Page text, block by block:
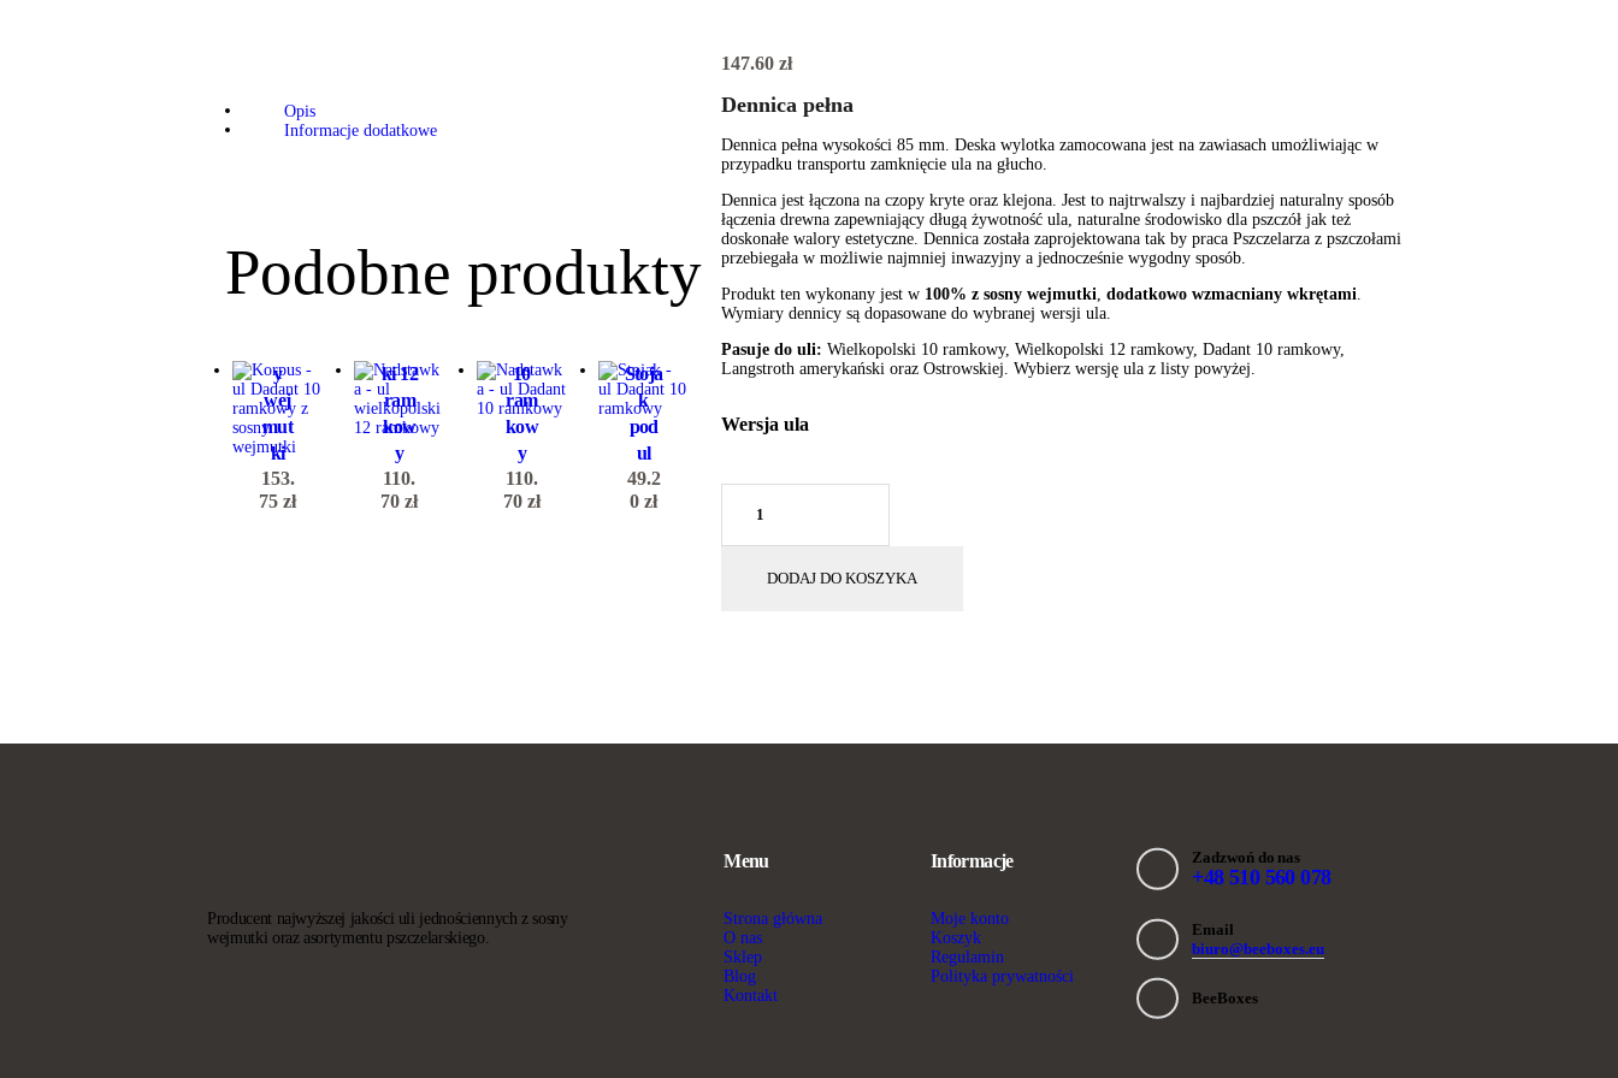
147.60 zł
Dennica pełna
Dennica pełna wysokości 85 mm. Deska wylotka zamocowana jest na zawiasach umożliwiając w
przypadku transportu zamknięcie ula na głucho.
Dennica jest łączona na czopy kryte oraz klejona. Jest to najtrwalszy i najbardziej naturalny sposób
łączenia drewna zapewniający długą żywotność ula, naturalne środowisko dla pszczół jak też
doskonałe walory estetyczne. Dennica została zaprojektowana tak by praca Pszczelarza z pszczołami
przebiegała w możliwie najmniej inwazyjny a jednocześnie wygodny sposób.
Produkt ten wykonany jest w 100% z sosny wejmutki, dodatkowo wzmacniany wkrętami.
Wymiary dennicy są dopasowane do wybranej wersji ula.
Pasuje do uli: Wielkopolski 10 ramkowy, Wielkopolski 12 ramkowy, Dadant 10 ramkowy,
Langstroth amerykański oraz Ostrowskiej. Wybierz wersję ula z listy powyżej.
Wersja ula
Dennica
DODAJ DO KOSZYKA
Opis
Informacje dodatkowe
Podobne produkty
Kor
pus –
ram
kow
y
wej
mut
ki
153.
75zł
a –
ul
ki 12
ram
kow
y
110.
70zł
a –
ul
10
ram
kow
y
110.
70 zł
Stoja
k
pod
ul
49.2
0zł
Producent najwyższej jakości uli jednościennych z sosny
wejmutki oraz asortymentu pszczelarskiego.
Menu
Strona główna
O nas
Sklep
Blog
Kontakt
Informacje
Moje konto
Koszyk
Regulamin
Polityka prywatności
Zadzwoń do nas
+48 510 560 078
Email
biuro@beeboxes.eu
BeeBoxes